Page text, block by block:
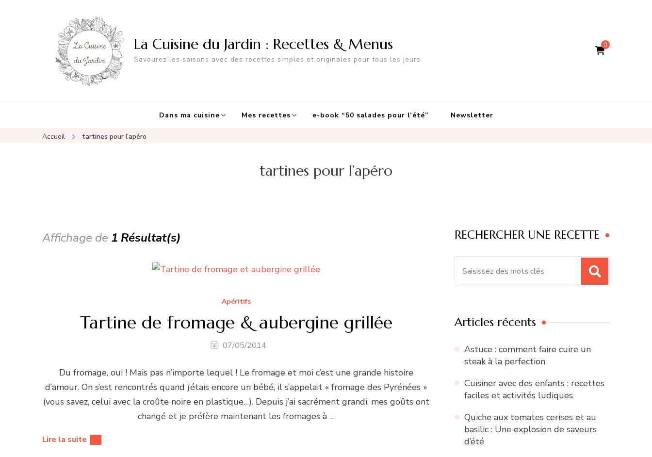
0
La Cuisine du Jardin : Recettes & Menus
Savourez les saisons avec des recettes simples et originales pour tous les jours
Dans ma cuisine Mes recettes e-book “50 salades pour l’été” Newsletter
Accueil tartines pour l’apéro
tartines pour l’apéro
Affichage de 1 Résultat(s)
Apéritifs
Tartine de fromage & aubergine grillée
07/05/2014
Du fromage, oui ! Mais pas n’importe lequel ! Le fromage et moi c’est une grande histoire
d’amour. On s’est rencontrés quand j’étais encore un bébé, il s’appelait « fromage des Pyrénées »
(vous savez, celui avec la croûte noire en plastique…). Depuis j’ai sacrément grandi, mes goûts ont
changé et je préfère maintenant les fromages à …
Lire la suite
RECHERCHER UNE RECETTE
Articles récents
Astuce : comment faire cuire un
steak à la perfection
Cuisiner avec des enfants : recettes
faciles et activités ludiques
Quiche aux tomates cerises et au
basilic : Une explosion de saveurs
d’été